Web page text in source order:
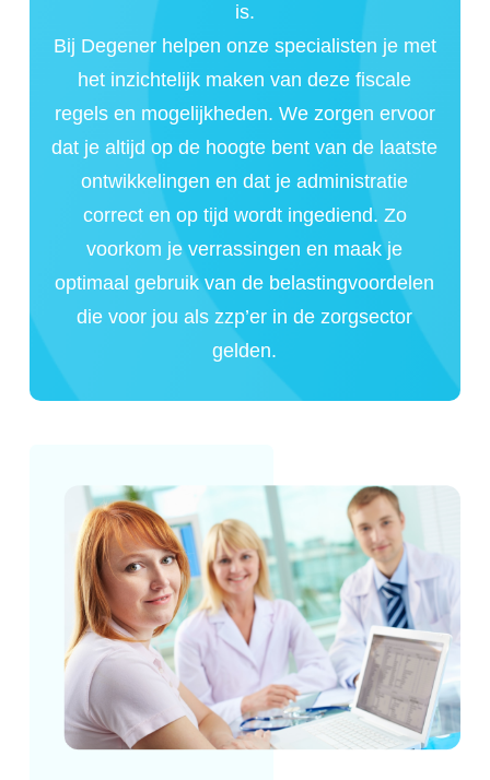
is.
Bij Degener helpen onze specialisten je met
het inzichtelijk maken van deze fiscale
regels en mogelijkheden. We zorgen ervoor
dat je altijd op de hoogte bent van de laatste
ontwikkelingen en dat je administratie
correct en op tijd wordt ingediend. Zo
voorkom je verrassingen en maak je
optimaal gebruik van de belastingvoordelen
die voor jou als zzp’er in de zorgsector
gelden.